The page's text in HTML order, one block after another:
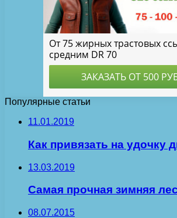
Популярные статьи
11.01.2019
Как привязать на удочку
13.03.2019
Самая прочная зимняя
08.07.2015